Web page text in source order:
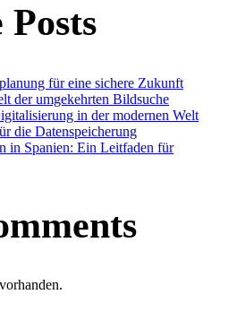
für eine sichere Zukunft
der umgekehrten Bildsuche
in der modernen Welt
die Datenspeicherung
in Spanien: Ein Leitfaden für